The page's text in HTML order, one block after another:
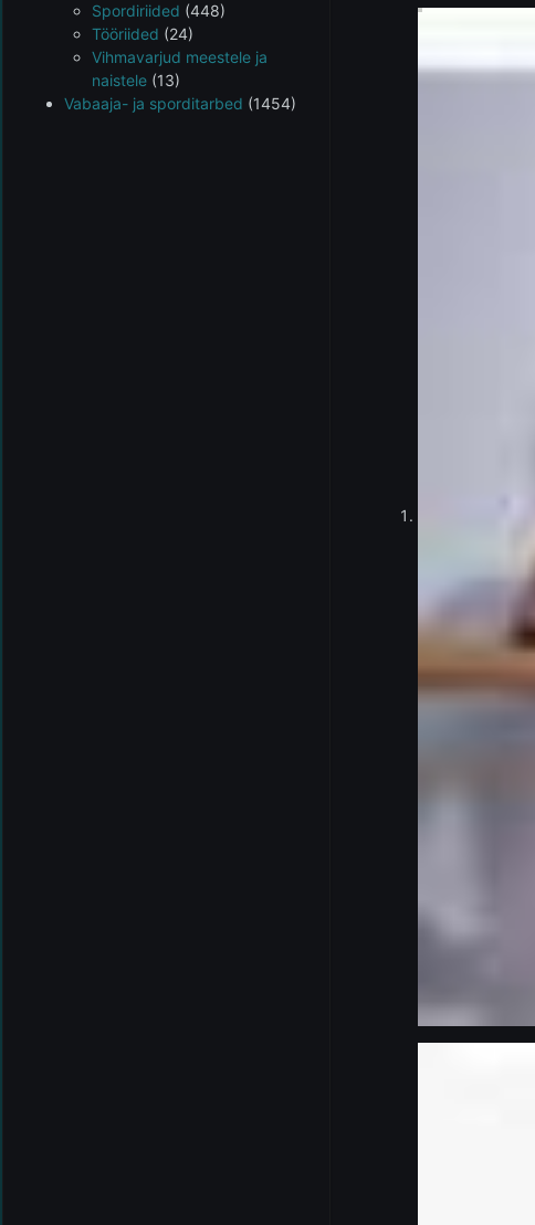
Spordiriided (448)
Tööriided (24)
Vihmavarjud meestele ja
naistele (13)
Vabaaja- ja sporditarbed (1454)